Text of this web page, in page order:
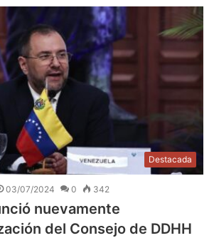
Destacada
03/07/2024 0 342
nuevamente
del Consejo de DDHH